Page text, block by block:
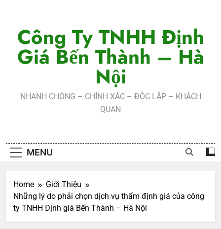
contentCông Ty TNHH Định
Giá Bến Thành – Hà
Nội
NHANH CHÓNG – CHÍNH XÁC – ĐỘC LẬP – KHÁCH
QUAN
MENU
Home
Giới Thiệu
Những lý do phải chọn dịch vụ thẩm định giá của công
ty TNHH Định giá Bến Thành – Hà Nội